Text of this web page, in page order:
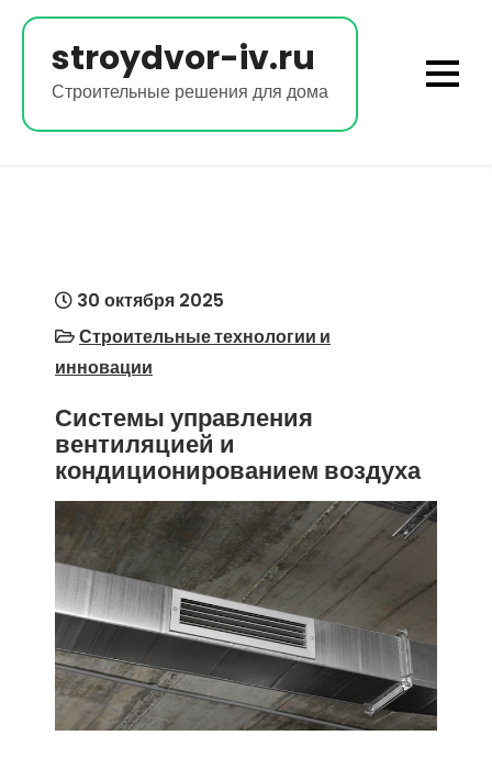
Перейти
содержимому
stroydvor-iv.ru
Строительные решения для дома
30 октября 2025
Строительные технологии и
инновации
Системы управления
вентиляцией и
кондиционированием воздуха